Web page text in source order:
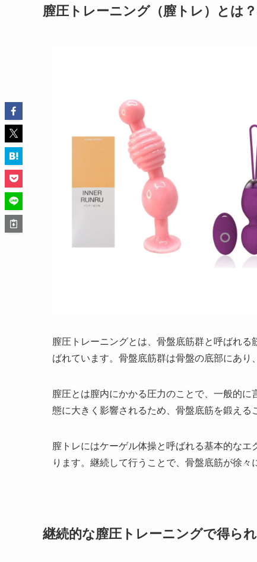
膣圧トレーニング（膣トレ）とは
膣圧トレーニングとは、骨盤底筋群と呼ばれ
ばれています。骨盤底筋群は骨盤の底部にあり
膣圧とは膣内にかかる圧力のことで、一般的
態に大きく影響されるため、骨盤底筋を鍛える
膣トレにはケーゲル体操と呼ばれる基本的な
ります。継続して行うことで、骨盤底筋が徐々
継続的な膣圧トレーニングで得ら